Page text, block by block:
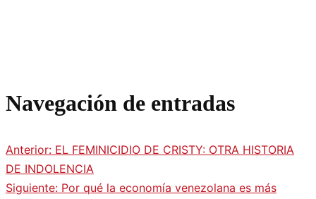
Navegación de entradas
Anterior: EL FEMINICIDIO DE CRISTY: OTRA HISTORIA
DE INDOLENCIA
Siguiente: Por qué la economía venezolana es más